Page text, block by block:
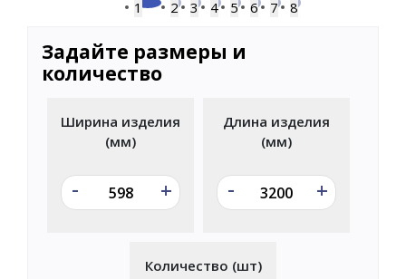
1 2 3 4 5 6 7 8
Задайте размеры и
количество
Ширина изделия
(мм)
- +
Длина изделия
(мм)
- +
Количество (шт)